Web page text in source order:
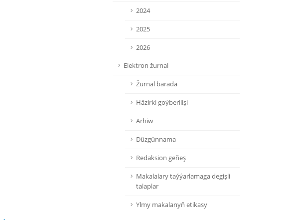
2024
2025
2026
Elektron žurnal
Žurnal barada
Häzirki goýberilişi
Arhiw
Düzgünnama
Redaksion geňeş
Makalalary taýýarlamaga degişli
talaplar
Ylmy makalanyň etikasy